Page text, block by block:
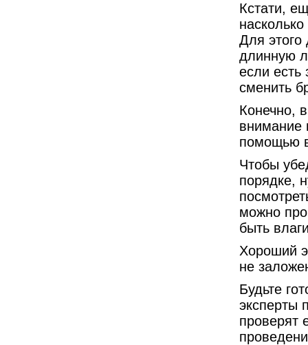
Кстати,
Для этого
длинную
если есть
сменить
Конечно,
внимание
помощью
Чтобы
порядке,
можно
быть
Хороший
не
Будьте
эксперты
проверят